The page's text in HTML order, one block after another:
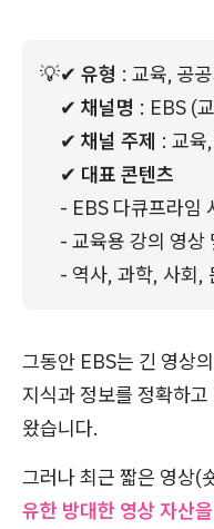
💡✔ 유형 : 교육, 공
✔ 채널명 : EBS (
✔ 채널 주제 : 교육
✔ 대표 콘텐츠
- EBS 다큐프라임
- 교육용 강의 영상
- 역사, 과학, 사회,
그동안 EBS는 긴 영상의
지식과 정보를 정확하
왔습니다.
그러나 최근 짧은 영상(
유한 방대한 영상 자산